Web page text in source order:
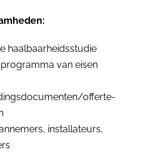
haalbaarheidsstudie
van eisen
offerte-
installateurs,